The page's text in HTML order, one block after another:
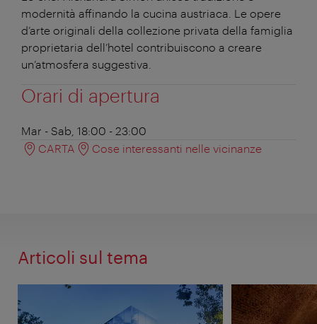
modernità affinando la cucina austriaca. Le opere
d’arte originali della collezione privata della famiglia
proprietaria dell’hotel contribuiscono a creare
un’atmosfera suggestiva.
Orari di apertura
Mar - Sab, 18:00 - 23:00
CARTA
Cose interessanti nelle vicinanze
Articoli sul tema